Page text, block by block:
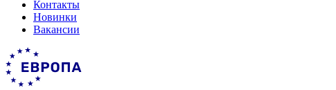
Контакты
Новинки
Вакансии